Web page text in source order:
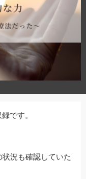
です。
況も確認していた